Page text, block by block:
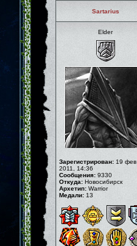
Sartarius
Elder
Зарегистрирован: 19 фев
2011, 14:36
Сообщения: 9330
Откуда: Новосибирск
Архетип: Warrior
Медали: 13